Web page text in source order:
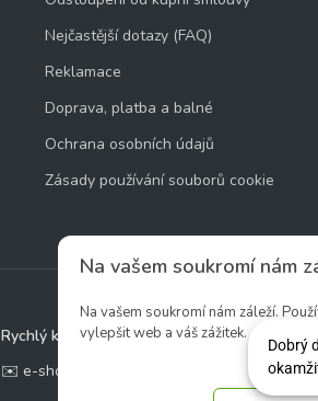
Na vašem soukromí nám
Na vašem soukromí nám záleží.
vylepšit web a váš zážitek.
Nejčastější dotazy (FAQ)
Reklamace
Doprava, platba a balné
Ochrana osobních údajů
Zásady používání souborů cookie
Rychlý kontakt:
✉️ e-shop@zcstrakovo.cz